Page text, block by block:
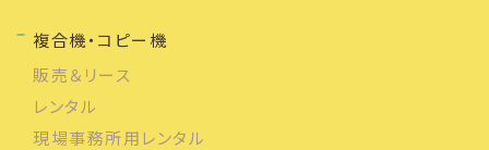
複合機・コピー機
販売＆リース
レンタル
現場事務所用レンタル